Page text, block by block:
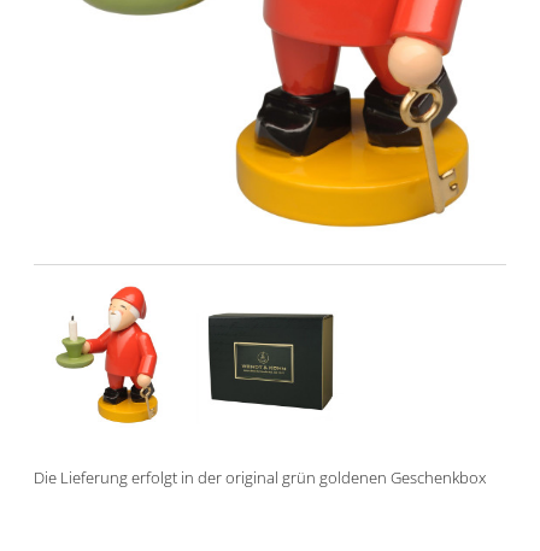
Die Lieferung erfolgt in der original grün goldenen Geschenkbox